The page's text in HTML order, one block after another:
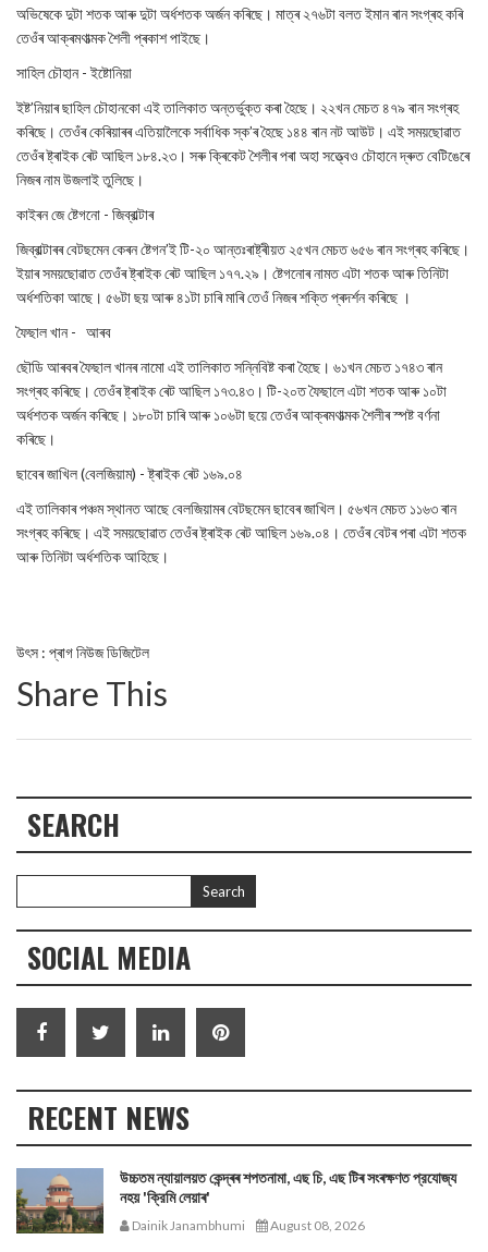
অভিষেকে দুটা শতক আৰু দুটা অৰ্ধশতক অৰ্জন কৰিছে। মাত্ৰ ২৭৬টা বলত ইমান ৰান সংগ্ৰহ কৰি
তেওঁৰ আক্ৰমণাত্মক শৈলী প্ৰকাশ পাইছে।
সাহিল চৌহান - ইষ্টোনিয়া
ইষ্ট’নিয়াৰ ছাহিল চৌহানকো এই তালিকাত অন্তৰ্ভুক্ত কৰা হৈছে। ২২খন মেচত ৪৭৯ ৰান সংগ্ৰহ
কৰিছে। তেওঁৰ কেৰিয়াৰৰ এতিয়ালৈকে সৰ্বাধিক স্ক’ৰ হৈছে ১৪৪ ৰান নট আউট। এই সময়ছোৱাত
তেওঁৰ ষ্ট্ৰাইক ৰেট আছিল ১৮৪.২৩। সৰু ক্ৰিকেট শৈলীৰ পৰা অহা সত্ত্বেও চৌহানে দ্ৰুত বেটিঙেৰে
নিজৰ নাম উজলাই তুলিছে।
কাইৰন জে ষ্টেগনো - জিব্ৰাল্টাৰ
জিব্ৰাল্টাৰৰ বেটছমেন কেৰন ষ্টেগন’ই টি-২০ আন্তঃৰাষ্ট্ৰীয়ত ২৫খন মেচত ৬৫৬ ৰান সংগ্ৰহ কৰিছে।
ইয়াৰ সময়ছোৱাত তেওঁৰ ষ্ট্ৰাইক ৰেট আছিল ১৭৭.২৯। ষ্টেগনোৰ নামত এটা শতক আৰু তিনিটা
অৰ্ধশতিকা আছে। ৫৬টা ছয় আৰু ৪১টা চাৰি মাৰি তেওঁ নিজৰ শক্তি প্ৰদৰ্শন কৰিছে ।
ফৈছাল খান - আৰব
ছৌডি আৰবৰ ফৈছাল খানৰ নামো এই তালিকাত সন্নিবিষ্ট কৰা হৈছে। ৬১খন মেচত ১৭৪৩ ৰান
সংগ্ৰহ কৰিছে। তেওঁৰ ষ্ট্ৰাইক ৰেট আছিল ১৭৩.৪৩। টি-২০ত ফৈছালে এটা শতক আৰু ১০টা
অৰ্ধশতক অৰ্জন কৰিছে। ১৮০টা চাৰি আৰু ১০৬টা ছয়ে তেওঁৰ আক্ৰমণাত্মক শৈলীৰ স্পষ্ট বৰ্ণনা
কৰিছে।
ছাবেৰ জাখিল (বেলজিয়াম) - ষ্ট্ৰাইক ৰেট ১৬৯.০৪
এই তালিকাৰ পঞ্চম স্থানত আছে বেলজিয়ামৰ বেটছমেন ছাবেৰ জাখিল। ৫৬খন মেচত ১১৬৩ ৰান
সংগ্ৰহ কৰিছে। এই সময়ছোৱাত তেওঁৰ ষ্ট্ৰাইক ৰেট আছিল ১৬৯.০৪। তেওঁৰ বেটৰ পৰা এটা শতক
আৰু তিনিটা অৰ্ধশতিক আহিছে।
উৎস : প্ৰাগ নিউজ ডিজিটেল
Share This
SEARCH
SOCIAL MEDIA
RECENT NEWS
উচ্চতম ন্যায়ালয়ত কেন্দ্ৰৰ শপতনামা, এছ চি, এছ টিৰ সংৰক্ষণত প্রযোজ্য
নহয় 'ক্রিমি লেয়াৰ'
Dainik Janambhumi August 08, 2026